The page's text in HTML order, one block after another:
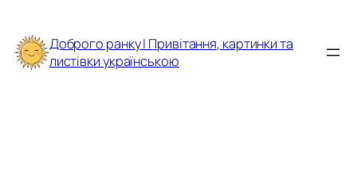
до
вмісту
Доброго ранку | Привітання, картинки та
листівки українською